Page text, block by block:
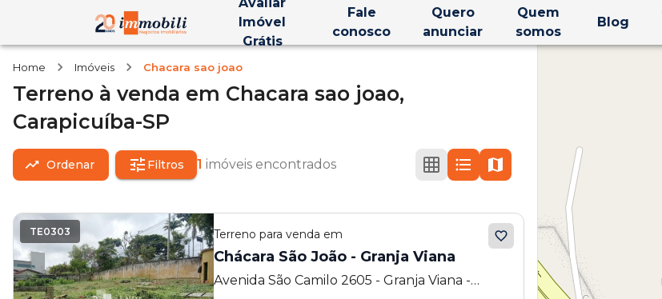
Imóvel
Grátis
Fale
conosco
Quero
anunciar
Quem
somos
Blog
Home Imóveis Chacara sao joao
Terreno à venda em Chacara sao joao,
Carapicuíba-SP
Ordenar Filtros 1 imóveis encontrados
TE0303 Terreno para venda em
Chácara São João - Granja Viana
Avenida São Camilo 2605 - Granja Viana -